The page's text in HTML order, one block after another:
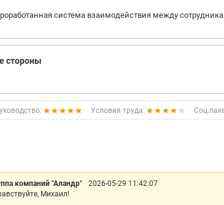
система взаимодействия между
стороны
Условия труда:
компаний "Аландр" 2026-05-29 11:42:07
Михаил!